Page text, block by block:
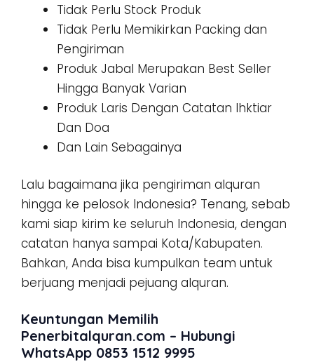
Tidak Perlu Stock Produk
Tidak Perlu Memikirkan Packing dan
Pengiriman
Produk Jabal Merupakan Best Seller
Hingga Banyak Varian
Produk Laris Dengan Catatan Ihktiar
Dan Doa
Dan Lain Sebagainya
Lalu bagaimana jika pengiriman alquran
hingga ke pelosok Indonesia? Tenang, sebab
kami siap kirim ke seluruh Indonesia, dengan
catatan hanya sampai Kota/Kabupaten.
Bahkan, Anda bisa kumpulkan team untuk
berjuang menjadi pejuang alquran.
Keuntungan Memilih
Penerbitalquran.com – Hubungi
WhatsApp 0853 1512 9995